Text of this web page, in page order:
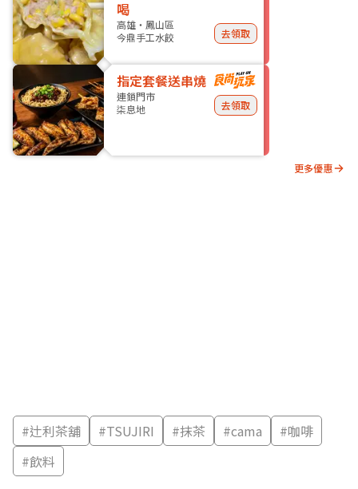
喝
高雄・鳳山區
今鼎手工水餃
去領取
指定套餐送串燒
連鎖門市
柒息地
去領取
更多優惠
#辻利茶舖 #TSUJIRI #抹茶 #cama #咖啡
#飲料